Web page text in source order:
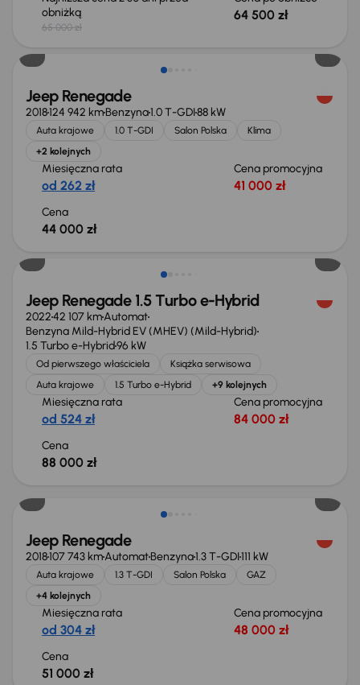
obniżką
65 000 zł
64 500 zł
Jeep Renegade
2018124 942 kmBenzyna1.0 T-GDI88 kW
Auta krajowe 1.0 T-GDI Salon Polska
Klima
+2 kolejnych
Miesięczna rata
od 262 zł
Cena promocyjna
41 000 zł
Cena
44 000 zł
Jeep Renegade 1.5 Turbo e-Hybrid
202242 107 kmAutomat
Benzyna Mild-Hybrid EV (MHEV) (Mild-Hybrid)
1.5 Turbo e-Hybrid96 kW
Od pierwszego właściciela
Książka serwisowa
Auta krajowe
1.5 Turbo e-Hybrid +9 kolejnych
Miesięczna rata
od 524 zł
Cena promocyjna
84 000 zł
Cena
88 000 zł
Jeep Renegade
2018107 743 kmAutomatBenzyna1.3 T-GDI111 kW
Auta krajowe 1.3 T-GDI Salon Polska
GAZ
+4 kolejnych
Miesięczna rata
od 304 zł
Cena promocyjna
48 000 zł
Cena
51 000 zł